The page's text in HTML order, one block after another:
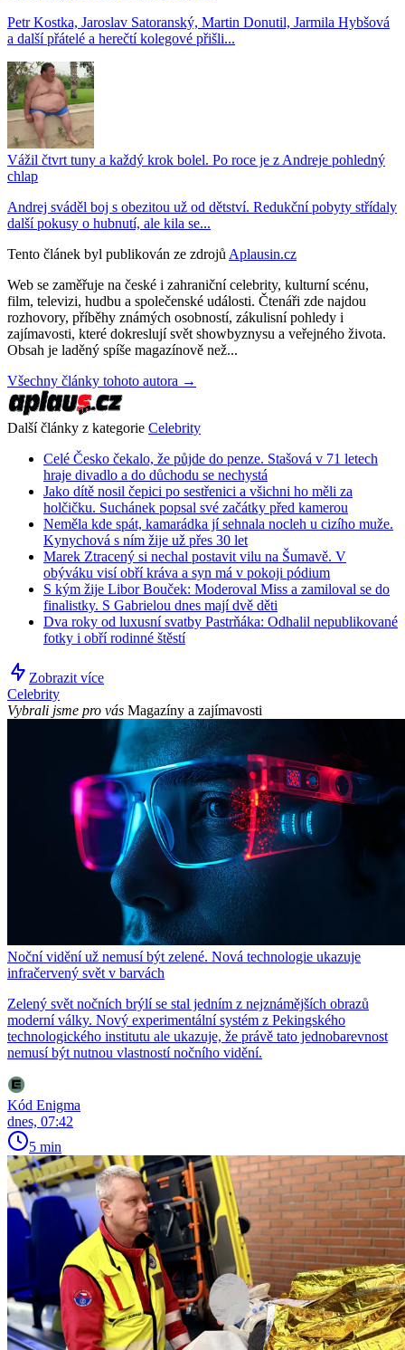
Petr Kostka, Jaroslav Satoranský, Martin Donutil, Jarmila Hybšová
a další přátelé a herečtí kolegové přišli...
Vážil čtvrt tuny a každý krok bolel. Po roce je z Andreje pohledný
chlap
Andrej sváděl boj s obezitou už od dětství. Redukční pobyty střídaly
další pokusy o hubnutí, ale kila se...
Tento článek byl publikován ze zdrojů Aplausin.cz
Web se zaměřuje na české i zahraniční celebrity, kulturní scénu,
film, televizi, hudbu a společenské události. Čtenáři zde najdou
rozhovory, příběhy známých osobností, zákulisní pohledy i
zajímavosti, které dokreslují svět showbyznysu a veřejného života.
Obsah je laděný spíše magazínově než...
Všechny články tohoto autora →
Další články z kategorie Celebrity
Celé Česko čekalo, že půjde do penze. Stašová v 71 letech
hraje divadlo a do důchodu se nechystá
Jako dítě nosil čepici po sestřenici a všichni ho měli za
holčičku. Suchánek popsal své začátky před kamerou
Neměla kde spát, kamarádka jí sehnala nocleh u cizího muže.
Kynychová s ním žije už přes 30 let
Marek Ztracený si nechal postavit vilu na Šumavě. V
obýváku visí obří kráva a syn má v pokoji pódium
S kým žije Libor Bouček: Moderoval Miss a zamiloval se do
finalistky. S Gabrielou dnes mají dvě děti
Dva roky od luxusní svatby Pastrňáka: Odhalil nepublikované
fotky i obří rodinné štěstí
Zobrazit více
Celebrity
Vybrali jsme pro vás Magazíny a zajímavosti
Noční vidění už nemusí být zelené. Nová technologie ukazuje
infračervený svět v barvách
Zelený svět nočních brýlí se stal jedním z nejznámějších obrazů
moderní války. Nový experimentální systém z Pekingského
technologického institutu ale ukazuje, že právě tato jednobarevnost
nemusí být nutnou vlastností nočního vidění.
Kód Enigma
dnes, 07:42
5 min